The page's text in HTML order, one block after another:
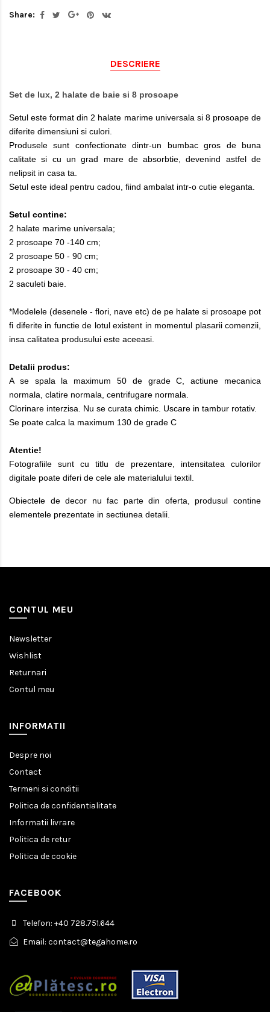
Share:
DESCRIERE
Set de lux, 2 halate de baie si 8 prosoape
Setul este format din 2 halate marime universala si 8 prosoape de
diferite dimensiuni si culori.
Produsele sunt confectionate dintr-un bumbac gros de buna
calitate si cu un grad mare de absorbtie, devenind astfel de
nelipsit in casa ta.
Setul este ideal pentru cadou, fiind ambalat intr-o cutie eleganta.
Setul contine:
2 halate marime universala;
2 prosoape 70 -140 cm;
2 prosoape 50 - 90 cm;
2 prosoape 30 - 40 cm;
2 saculeti baie.
*Modelele (desenele - flori, nave etc) de pe halate si prosoape pot
fi diferite in functie de lotul existent in momentul plasarii comenzii,
insa calitatea produsului este aceeasi.
Detalii produs:
A se spala la maximum 50 de grade C, actiune mecanica
normala, clatire normala, centrifugare normala.
Clorinare interzisa. Nu se curata chimic. Uscare in tambur rotativ.
Se poate calca la maximum 130 de grade C
Atentie!
Fotografiile sunt cu titlu de prezentare, intensitatea culorilor
digitale poate diferi de cele ale materialului textil.
Obiectele de decor nu fac parte din oferta, produsul contine
elementele prezentate in sectiunea detalii.
CONTUL MEU
Newsletter
Wishlist
Returnari
Contul meu
INFORMATII
Despre noi
Contact
Termeni si conditii
Politica de confidentialitate
Informatii livrare
Politica de retur
Politica de cookie
FACEBOOK
Telefon: +40 728.751.644
Email: contact@tegahome.ro